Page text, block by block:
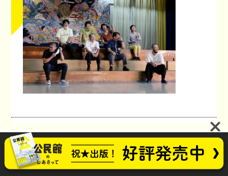
公民館のしあさってプロジェクト お問い合わせ
future_kominkan